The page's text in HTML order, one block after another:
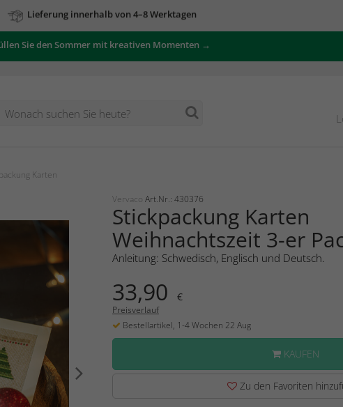
Sie den Sommer mit kreativen Momenten →
Karten
Vervaco Art.Nr.: 430376
Stickpackung Karten
Weihnachtszeit 3-er
Anleitung: Schwedisch, Englisch und Deutsch.
33,90 €
Preisverlauf
Bestellartikel, 1-4 Wochen 22 Aug
KAUFEN
Zu den Favoriten